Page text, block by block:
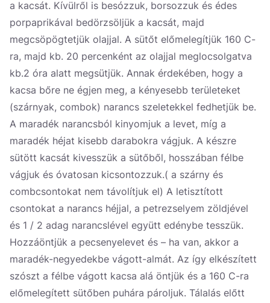
a kacsát. Kívülről is besózzuk, borsozzuk és édes
porpaprikával bedörzsöljük a kacsát, majd
megcsöpögtetjük olajjal. A sütőt előmelegítjük 160 C-
ra, majd kb. 20 percenként az olajjal meglocsolgatva
kb.2 óra alatt megsütjük. Annak érdekében, hogy a
kacsa bőre ne égjen meg, a kényesebb területeket
(szárnyak, combok) narancs szeletekkel fedhetjük be.
A maradék narancsból kinyomjuk a levet, míg a
maradék héjat kisebb darabokra vágjuk. A készre
sütött kacsát kivesszük a sütőből, hosszában félbe
vágjuk és óvatosan kicsontozzuk.( a szárny és
combcsontokat nem távolítjuk el) A letisztított
csontokat a narancs héjjal, a petrezselyem zöldjével
és 1 / 2 adag narancslével együtt edénybe tesszük.
Hozzáöntjük a pecsenyelevet és – ha van, akkor a
maradék-negyedekbe vágott-almát. Az így elkészített
szószt a félbe vágott kacsa alá öntjük és a 160 C-ra
előmelegített sütőben puhára pároljuk. Tálalás előtt